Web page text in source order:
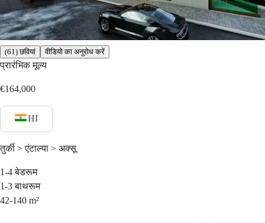
(61) छवियां वीडियो का अनुरोध करें
प्रारंभिक मूल्य
€164,000
HI
तुर्की > एंटाल्या > अक्सू
1-4 बेडरूम
1-3 बाथरूम
42-140 m²